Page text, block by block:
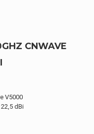
CNWAVE
V5000
dBi